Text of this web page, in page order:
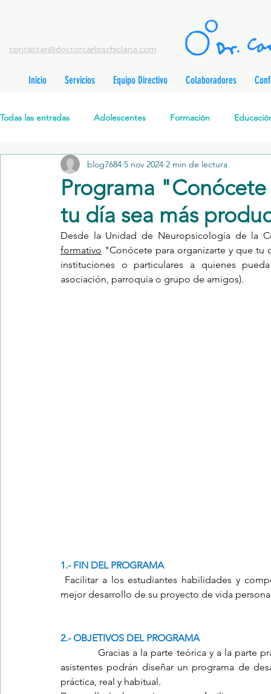
contactar@doctorcarloschiclana.com
Inicio Servicios Equipo Directivo Colaboradores
Todas las entradas Adolescentes Formación
Salud Mental Perinatal Psicoterapia Cognitivo-Analítica
Formación profesionales Jóvenes Desarrollo personal
Promoción de la salud mental Relaciones de pareja
Programa
tu día sea más
blog7684 5 nov 2024 2 min de lectura
Desde la Unidad de Neuropsicología de la
formativo "Conócete para organizarte y que
instituciones o particulares a quienes
asociación, parroquia o grupo de amigos).
1.- FIN DEL PROGRAMA
Facilitar a los estudiantes habilidades y
mejor desarrollo de su proyecto de vida
2.- OBJETIVOS DEL PROGRAMA
Gracias a la parte teórica y a la parte
asistentes podrán diseñar un programa de
práctica, real y habitual.